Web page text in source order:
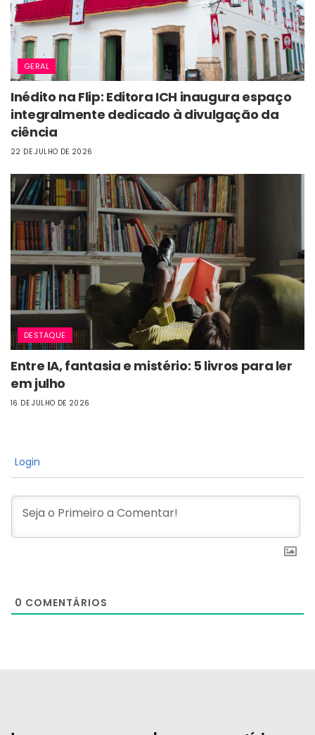
GERAL
Inédito na Flip: Editora ICH inaugura espaço
integralmente dedicado à divulgação da
ciência
22 DE JULHO DE 2026
DESTAQUE
Entre IA, fantasia e mistério: 5 livros para ler
em julho
16 DE JULHO DE 2026
Login
0 COMENTÁRIOS